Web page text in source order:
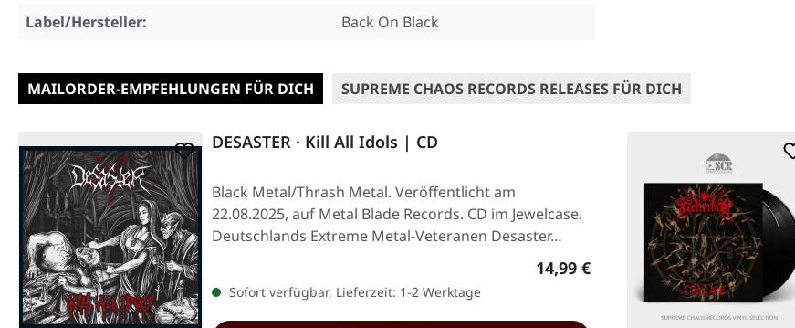
Label/Hersteller:
Back On Black
MAILORDER-EMPFEHLUNGEN FÜR DICH SUPREME CHAOS RECORDS RELEASES FÜR DICH
DESASTER · Kill All Idols | CD
Black Metal/Thrash Metal. Veröffentlicht am
22.08.2025, auf Metal Blade Records. CD im Jewelcase.
Deutschlands Extreme Metal-Veteranen Desaster…
Regulärer Preis:
14,99 €
Sofort verfügbar, Lieferzeit: 1-2 Werktage